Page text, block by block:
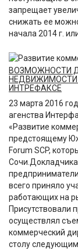
запрещает
снижать ее
начала 2014 г.
ВОЗМОЖНОСТИ
НЕДВИЖИМОСТИ
ИНТРЕФАКСЕ
23 марта 2016
агенства
«Развитие
предстоящему
Forum SCP,
всего приняло
работающих на
Присутствовали
осуществлял
коммерческий
столу